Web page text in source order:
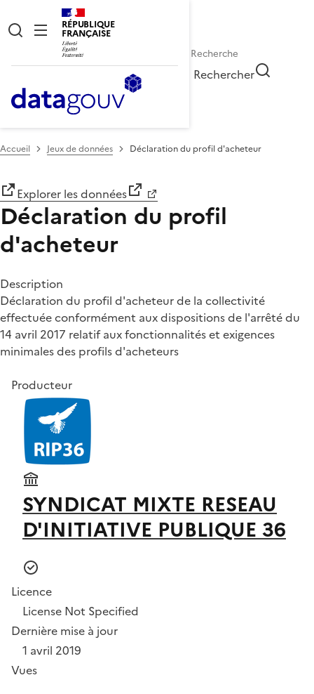
RÉPUBLIQUE
FRANÇAISE
Rechercher
Accueil Jeux de données Déclaration du profil d'acheteur
Explorer les données
Déclaration du profil
d'acheteur
Description
Déclaration du profil d'acheteur de la collectivité
effectuée conformément aux dispositions de l'arrêté du
14 avril 2017 relatif aux fonctionnalités et exigences
minimales des profils d'acheteurs
Producteur
SYNDICAT MIXTE RESEAU
D'INITIATIVE PUBLIQUE 36
Licence
License Not Specified
Dernière mise à jour
1 avril 2019
Vues